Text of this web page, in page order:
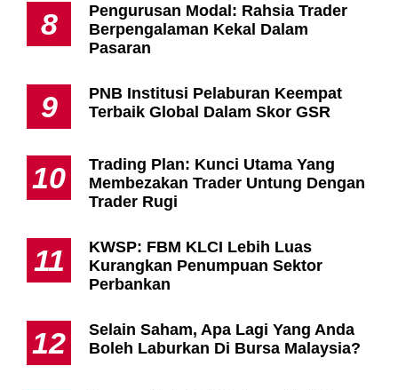
8
Pengurusan Modal: Rahsia Trader
Berpengalaman Kekal Dalam
Pasaran
9
PNB Institusi Pelaburan Keempat
Terbaik Global Dalam Skor GSR
10
Trading Plan: Kunci Utama Yang
Membezakan Trader Untung Dengan
Trader Rugi
11
KWSP: FBM KLCI Lebih Luas
Kurangkan Penumpuan Sektor
Perbankan
12
Selain Saham, Apa Lagi Yang Anda
Boleh Laburkan Di Bursa Malaysia?